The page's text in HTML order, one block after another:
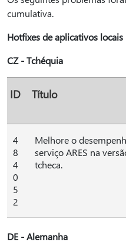
cumulativa.
Hotfixes de aplicativos locais
CZ - Tchéquia
ID Título
4
8
4
0
5
2
Melhore o
serviço ARES na
tcheca.
DE - Alemanha